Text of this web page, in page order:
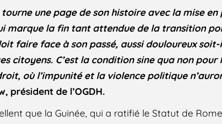
tourne une page de son histoire avec la mise en
marque la fin tant attendue de la transition
faire face à son passé, aussi douloureux
citoyens. C’est la condition sine qua non pour
où l’impunité et la violence politique
président de l’OGDH.
que la Guinée, qui a ratifié le Statut de